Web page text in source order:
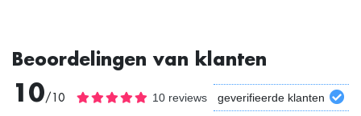
Beoordelingen van klanten
10/10 10 reviews geverifieerde klanten